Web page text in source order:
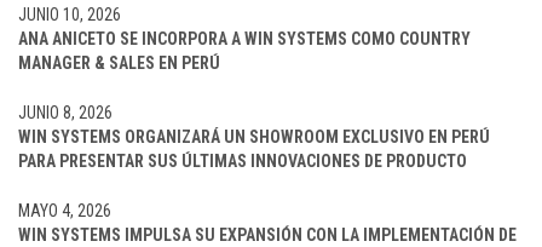
ANA ANICETO SE INCORPORA A WIN SYSTEMS COMO COUNTRY
MANAGER & SALES EN PERÚ
JUNIO 10, 2026
WIN SYSTEMS ORGANIZARÁ UN SHOWROOM EXCLUSIVO EN PERÚ
PARA PRESENTAR SUS ÚLTIMAS INNOVACIONES DE PRODUCTO
JUNIO 8, 2026
WIN SYSTEMS IMPULSA SU EXPANSIÓN CON LA IMPLEMENTACIÓN DE
MAYO 4, 2026